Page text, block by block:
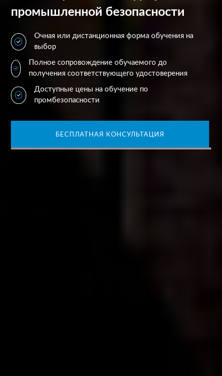
промышленной безопасности
Очная или дистанционная форма обучения на
выбор
Полное сопровождение обучаемого до
получения соответствующего удостоверения
Доступные цены на обучение по
промбезопасности
БЕСПЛАТНАЯ КОНСУЛЬТАЦИЯ